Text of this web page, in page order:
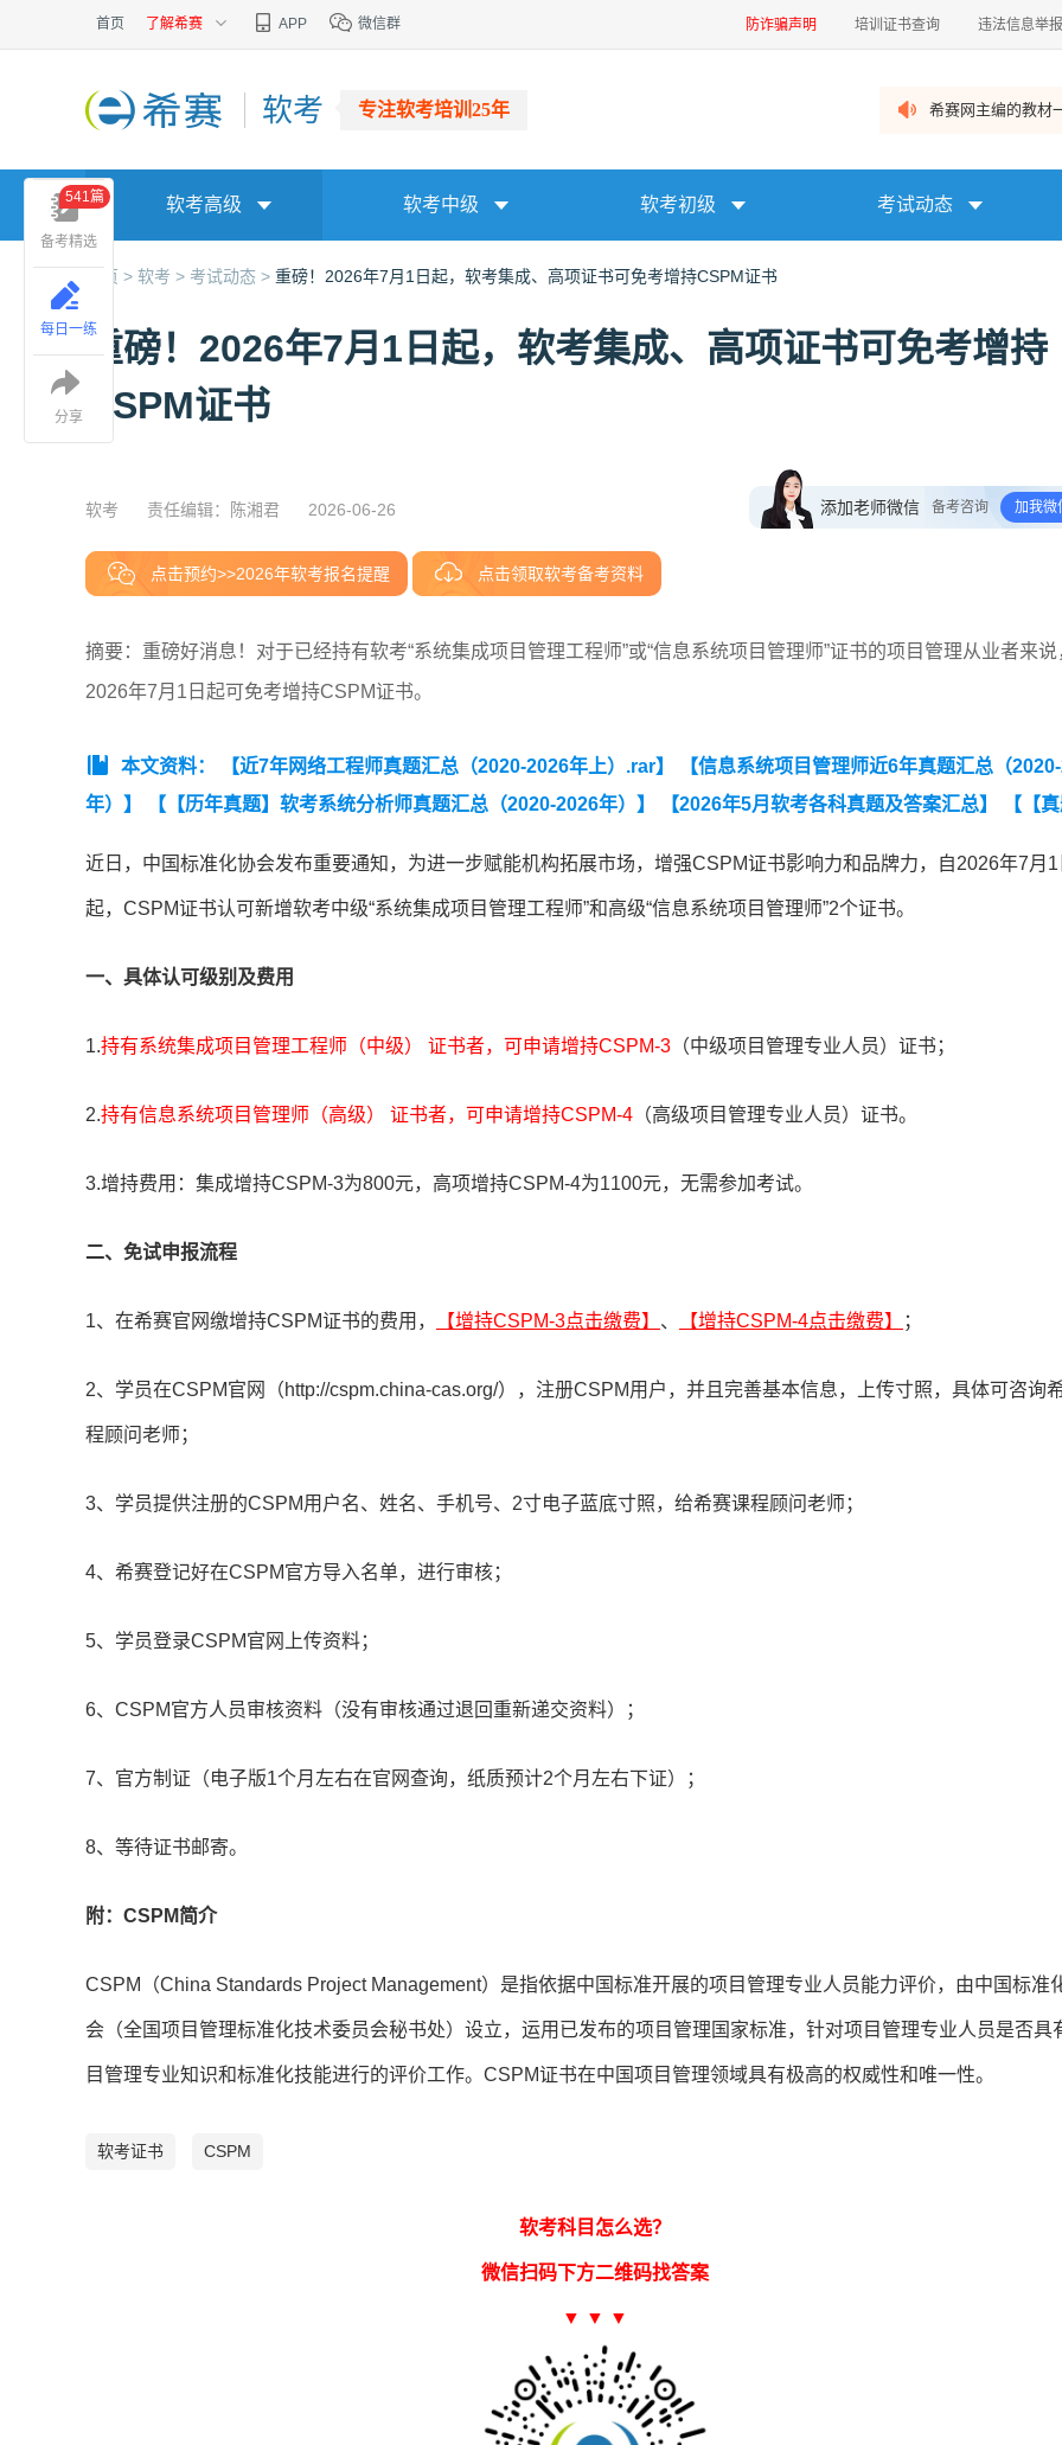
首页 了解希赛 APP 微信群 防诈骗声明 培训证书查询 违法信息举报
软考 专注软考培训25年 希赛网主编的教材
软考高级 软考中级 软考初级 考试动态
首页 > 软考 > 考试动态 > 重磅！2026年7月1日起，软考集成、高项证书可免考增持CSPM证书
重磅！2026年7月1日起，软考集成、高项证书可免考增持
CSPM证书
软考 责任编辑：陈湘君 2026-06-26 添加老师微信 备考咨询 加我微
点击预约>>2026年软考报名提醒 点击领取软考备考资料
摘要：重磅好消息！对于已经持有软考“系统集成项目管理工程师”或“信息系统项目管理师”证书的项目管理从业者来说
2026年7月1日起可免考增持CSPM证书。
本文资料： 【近7年网络工程师真题汇总（2020-2026年上）.rar】
【信息系统项目管理师近6年真题汇总（
年）】
【【历年真题】软考系统分析师真题汇总（2020-2026年）】 【2026年5月软考各科真题及答案汇总】
【【
近日，中国标准化协会发布重要通知，为进一步赋能机构拓展市场，增强CSPM证书影响力和品牌力，自2026年7月1
起，CSPM证书认可新增软考中级“系统集成项目管理工程师”和高级“信息系统项目管理师”2个证书。
一、具体认可级别及费用
1.持有系统集成项目管理工程师（中级） 证书者，可申请增持CSPM-3 （中级项目管理专业人员）证书；
2.持有信息系统项目管理师（高级） 证书者，可申请增持CSPM-4 （高级项目管理专业人员）证书。
3.增持费用：集成增持CSPM-3为800元，高项增持CSPM-4为1100元，无需参加考试。
二、免试申报流程
1、在希赛官网缴增持CSPM证书的费用， 【增持CSPM-3点击缴费】 、 【增持CSPM-4点击缴费】 ；
2、学员在CSPM官网（http://cspm.china-cas.org/），注册CSPM用户，并且完善基本信息，上传寸照，具体可咨询
程顾问老师；
3、学员提供注册的CSPM用户名、姓名、手机号、2寸电子蓝底寸照，给希赛课程顾问老师；
4、希赛登记好在CSPM官方导入名单，进行审核；
5、学员登录CSPM官网上传资料；
6、CSPM官方人员审核资料（没有审核通过退回重新递交资料）；
7、官方制证（电子版1个月左右在官网查询，纸质预计2个月左右下证）；
8、等待证书邮寄。
附：CSPM简介
CSPM（China Standards Project Management）是指依据中国标准开展的项目管理专业人员能力评价，由中国标准
会（全国项目管理标准化技术委员会秘书处）设立，运用已发布的项目管理国家标准，针对项目管理专业人员是否具
目管理专业知识和标准化技能进行的评价工作。CSPM证书在中国项目管理领域具有极高的权威性和唯一性。
软考证书 CSPM
软考科目怎么选？
微信扫码下方二维码找答案
▼ ▼ ▼
备考精选
541篇
每日一练
分享